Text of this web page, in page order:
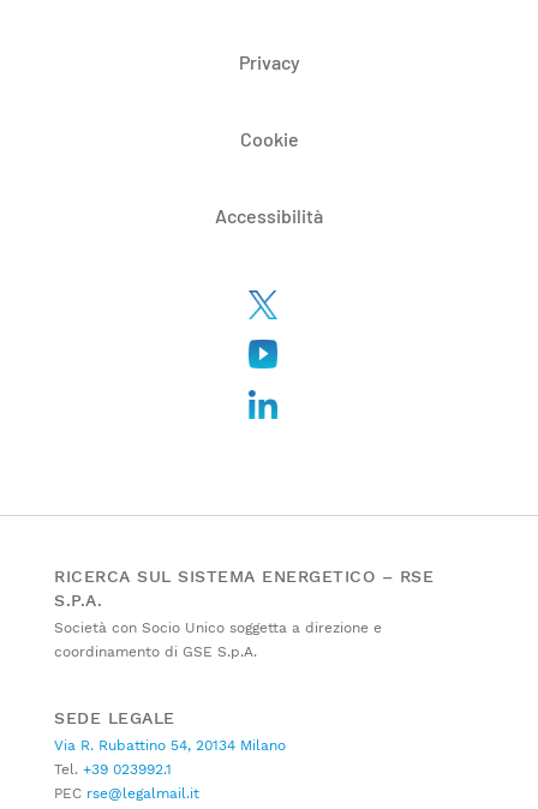
Privacy
Cookie
Accessibilità
RICERCA SUL SISTEMA ENERGETICO – RSE
S.P.A.
Società con Socio Unico soggetta a direzione e
coordinamento di GSE S.p.A.
SEDE LEGALE
Via R. Rubattino 54, 20134 Milano
Tel. +39 023992.1
PEC rse@legalmail.it